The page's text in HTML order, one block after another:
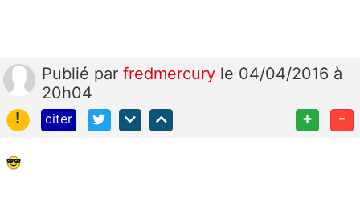
Publié par fredmercury le 04/04/2016 à
20h04
!
citer + -